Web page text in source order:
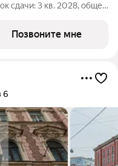
сдачи: 3 кв. 2028, общей
Жилой комплекс
Позвоните мне
6